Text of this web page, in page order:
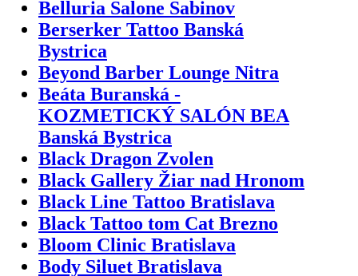
Belluria Salone Sabinov
Berserker Tattoo Banská
Bystrica
Beyond Barber Lounge Nitra
Beáta Buranská -
KOZMETICKÝ SALÓN BEA
Banská Bystrica
Black Dragon Zvolen
Black Gallery Žiar nad Hronom
Black Line Tattoo Bratislava
Black Tattoo tom Cat Brezno
Bloom Clinic Bratislava
Body Siluet Bratislava